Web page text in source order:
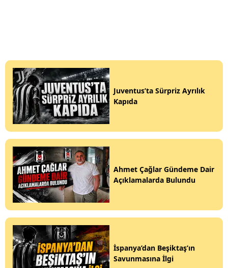
Juventus’ta Sürpriz Ayrılık
Kapıda
Ahmet Çağlar Gündeme Dair
Açıklamalarda Bulundu
İspanya’dan Beşiktaş’ın
Savunmasına İlgi